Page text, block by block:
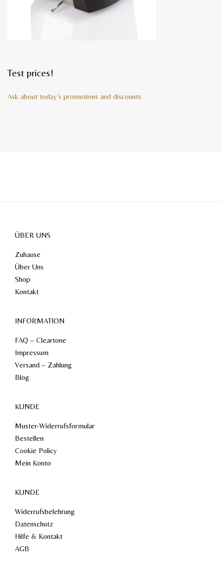
Test prices!
Ask about today’s promotions and discounts
ÜBER UNS
Zuhause
Über Uns
Shop
Kontakt
INFORMATION
FAQ – Cleartone
Impressum
Versand – Zahlung
Blog
KUNDE
Muster-Widerrufsformular
Bestellen
Cookie Policy
Mein Konto
KUNDE
Widerrufsbelehrung
Datenschutz
Hilfe & Kontakt
AGB